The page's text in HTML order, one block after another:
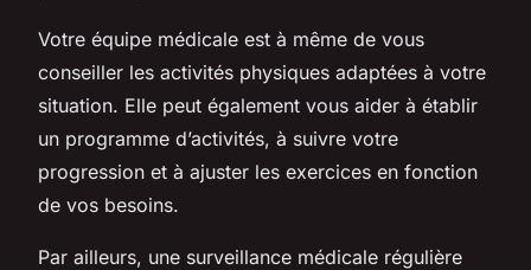
Votre équipe médicale est à même de vous
conseiller les activités physiques adaptées à votre
situation. Elle peut également vous aider à établir
un programme d’activités, à suivre votre
progression et à ajuster les exercices en fonction
de vos besoins.
Par ailleurs, une surveillance médicale régulière